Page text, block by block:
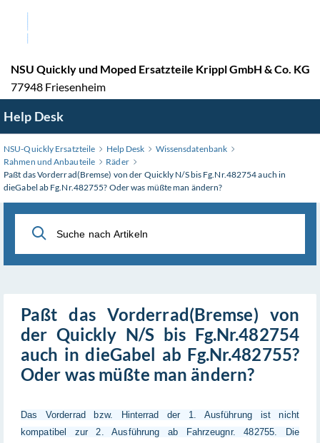
NSU Quickly und Moped Ersatzteile Krippl GmbH & Co. KG
77948 Friesenheim
wechseln
Help Desk
NSU-Quickly Ersatzteile Help Desk
Wissensdatenbank
Rahmen und Anbauteile
Räder
Paßt das Vorderrad(Bremse) von der Quickly N/S bis Fg.Nr.482754 auch in
dieGabel ab Fg.Nr.482755? Oder was müßte man ändern?
Paßt das Vorderrad(Bremse) von
der Quickly N/S bis Fg.Nr.482754
auch in dieGabel ab Fg.Nr.482755?
Oder was müßte man ändern?
Das Vorderrad bzw. Hinterrad der 1. Ausführung ist nicht
kompatibel zur 2. Ausführung ab Fahrzeugnr. 482755. Die